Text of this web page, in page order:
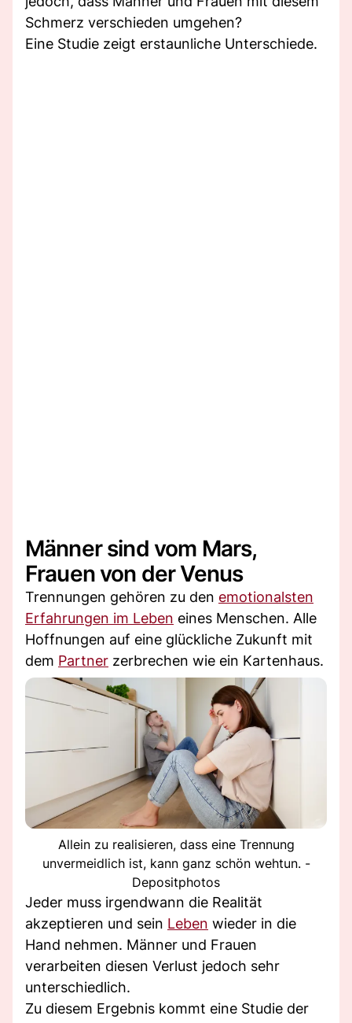
Schmerz verschieden umgehen?
Eine Studie zeigt erstaunliche Unterschiede.
Männer sind vom Mars,
Frauen von der Venus
Trennungen gehören zu den emotionalsten
Erfahrungen im Leben eines Menschen. Alle
Hoffnungen auf eine glückliche Zukunft mit
dem Partner zerbrechen wie ein Kartenhaus.
Allein zu realisieren, dass eine Trennung
unvermeidlich ist, kann ganz schön wehtun. -
Depositphotos
Jeder muss irgendwann die Realität
akzeptieren und sein Leben wieder in die
Hand nehmen. Männer und Frauen
verarbeiten diesen Verlust jedoch sehr
unterschiedlich.
Zu diesem Ergebnis kommt eine Studie der